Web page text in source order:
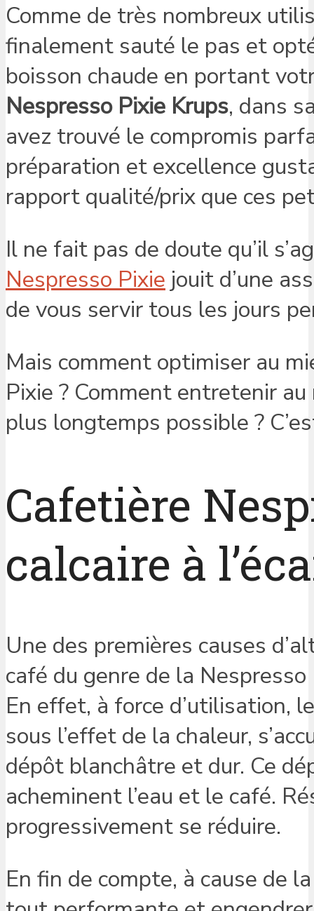
Comme de très nombreux
finalement sauté le pas et
boisson chaude en portant
Nespresso Pixie Krups, dans
avez trouvé le compromis
préparation et excellence
rapport qualité/prix que ces
Il ne fait pas de doute qu’il
Nespresso Pixie jouit d’une
de vous servir tous les jours
Mais comment optimiser au
Pixie ? Comment entretenir
plus longtemps possible ?
Cafetière
calcaire à
Une des premières causes
café du genre de la
En effet, à force d’utilisation,
sous l’effet de la chaleur,
dépôt blanchâtre et dur. Ce
acheminent l’eau et le café.
progressivement se réduire.
En fin de compte, à cause de